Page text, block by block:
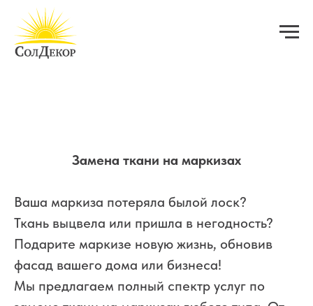
Замена ткани на маркизах
Ваша маркиза потеряла былой лоск?
Ткань выцвела или пришла в негодность?
Подарите маркизе новую жизнь, обновив
фасад вашего дома или бизнеса!
Мы предлагаем полный спектр услуг по